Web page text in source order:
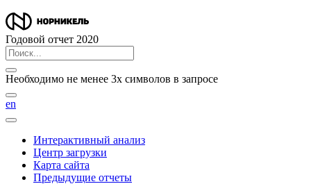
Годовой отчет 2020
Необходимо не менее 3х символов в запросе
en
Интерактивный анализ
Центр загрузки
Карта сайта
Предыдущие отчеты